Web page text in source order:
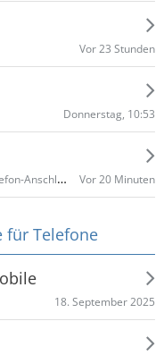
Vor 23 Stunden
Donnerstag, 10:53
5G-ROUTER, bezahlbar, u.U. mit analogen Telefon-Anschluss, VoNR Vor 20 Minuten
für Telefone
18. September 2025